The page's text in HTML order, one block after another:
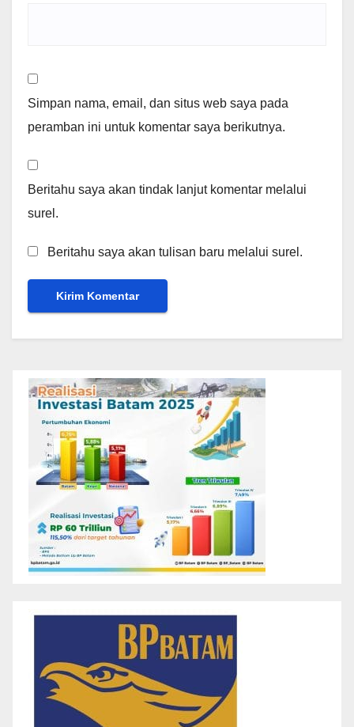
Simpan nama, email, dan situs web saya pada
peramban ini untuk komentar saya berikutnya.
Beritahu saya akan tindak lanjut komentar melalui
surel.
Beritahu saya akan tulisan baru melalui surel.